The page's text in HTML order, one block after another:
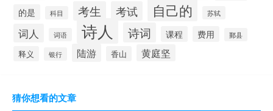
的是 科目 考生 考试 自己的 苏轼
词人 词语 诗人 诗词 课程 费用 鄞县
释义 银行 陆游 香山 黄庭坚
猜你想看的文章